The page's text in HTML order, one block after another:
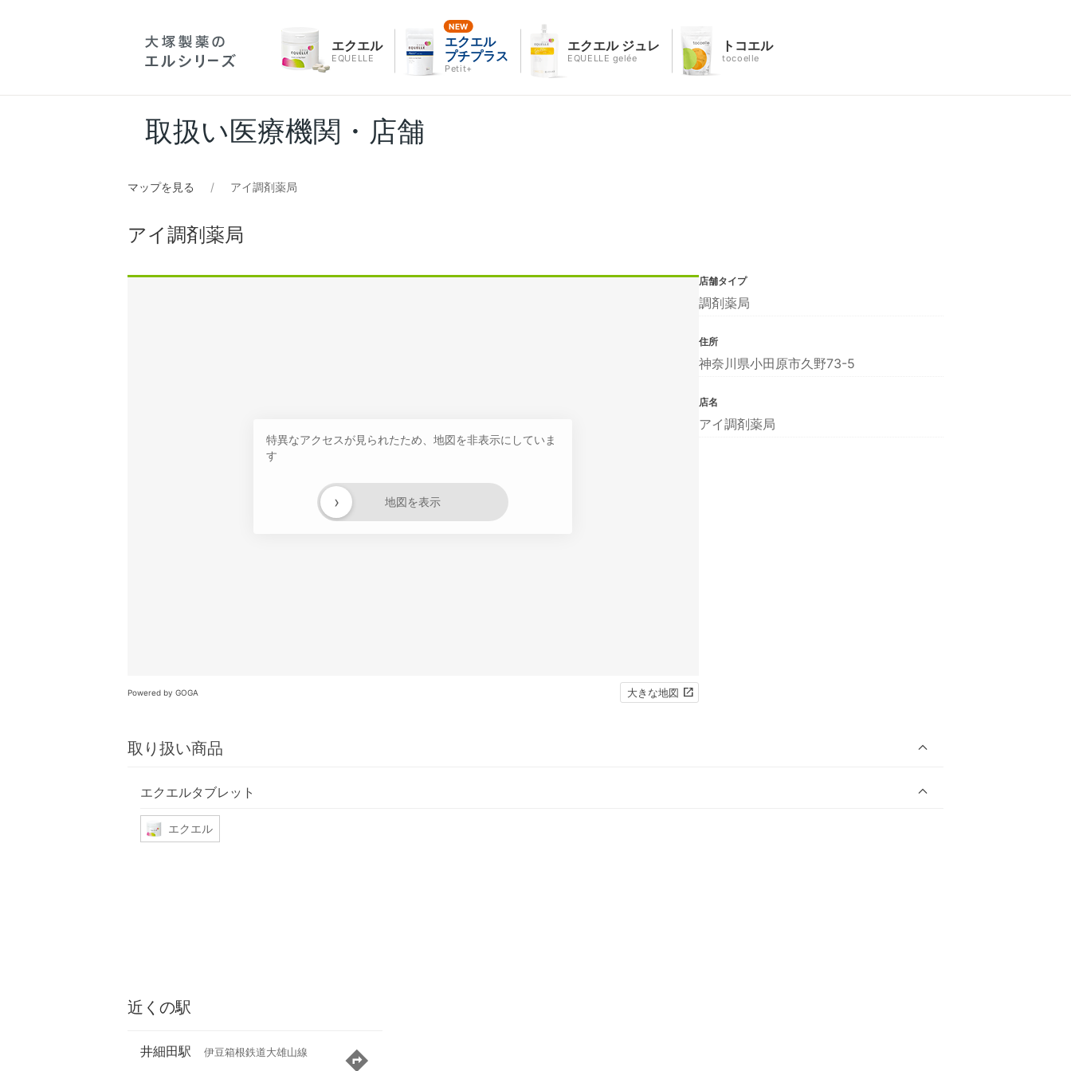
エクエル
EQUELLE
エクエル
プチプラス
Petit+
エクエル ジュレ
EQUELLE gelée
トコエル
tocoelle
取扱い医療機関・店舗
マップを見る アイ調剤薬局
アイ調剤薬局
特異なアクセスが見られたため、地図を非表示にしていま
す
地図を表示
›
Powered by GOGA 大きな地図
取り扱い商品
エクエルタブレット
エクエル
店舗タイプ
調剤薬局
住所
神奈川県小田原市久野73-5
店名
アイ調剤薬局
近くの駅
井細田駅 伊豆箱根鉄道大雄山線